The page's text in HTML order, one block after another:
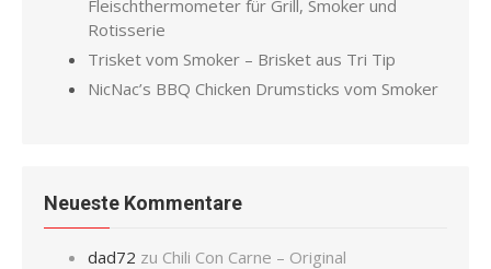
Fleischthermometer für Grill, Smoker und
Rotisserie
Trisket vom Smoker – Brisket aus Tri Tip
NicNac’s BBQ Chicken Drumsticks vom Smoker
Neueste Kommentare
dad72 zu Chili Con Carne – Original